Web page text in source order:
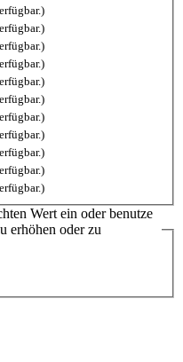
Wert ein oder benutze
erhöhen oder zu